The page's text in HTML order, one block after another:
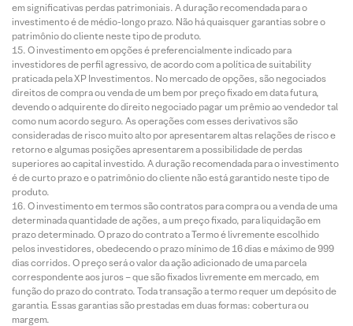
em significativas perdas patrimoniais. A duração recomendada para o
investimento é de médio-longo prazo. Não há quaisquer garantias sobre o
patrimônio do cliente neste tipo de produto.
O investimento em opções é preferencialmente indicado para
investidores de perfil agressivo, de acordo com a política de suitability
praticada pela XP Investimentos. No mercado de opções, são negociados
direitos de compra ou venda de um bem por preço fixado em data futura,
devendo o adquirente do direito negociado pagar um prêmio ao vendedor tal
como num acordo seguro. As operações com esses derivativos são
consideradas de risco muito alto por apresentarem altas relações de risco e
retorno e algumas posições apresentarem a possibilidade de perdas
superiores ao capital investido. A duração recomendada para o investimento
é de curto prazo e o patrimônio do cliente não está garantido neste tipo de
produto.
O investimento em termos são contratos para compra ou a venda de uma
determinada quantidade de ações, a um preço fixado, para liquidação em
prazo determinado. O prazo do contrato a Termo é livremente escolhido
pelos investidores, obedecendo o prazo mínimo de 16 dias e máximo de 999
dias corridos. O preço será o valor da ação adicionado de uma parcela
correspondente aos juros – que são fixados livremente em mercado, em
função do prazo do contrato. Toda transação a termo requer um depósito de
garantia. Essas garantias são prestadas em duas formas: cobertura ou
margem.